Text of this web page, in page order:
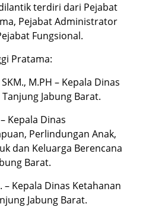
terdiri dari Pejabat
Pejabat Administrator
Fungsional.
Pratama:
M.PH – Kepala Dinas
Jabung Barat.
Kepala Dinas
Perlindungan Anak,
dan Keluarga Berencana
Barat.
– Kepala Dinas Ketahanan
Jabung Barat.